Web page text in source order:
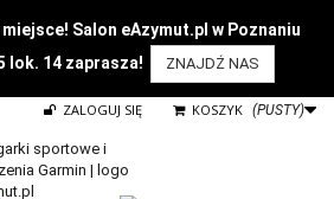
Salon eAzymut.pl w Poznaniu
lok. 14 zaprasza!
ZNAJDŹ NAS
KOSZYK (PUSTY)
ZALOGUJ SIĘ